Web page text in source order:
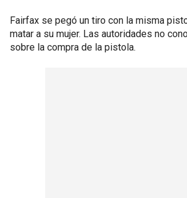
Fairfax se pegó un tiro con la misma
matar a su mujer. Las autoridades no
sobre la compra de la pistola.